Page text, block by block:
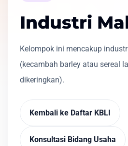
Industri
Kelompok ini mencakup
(kecambah barley atau sereal
dikeringkan).
Kembali ke Daftar KBLI
Konsultasi Bidang Usaha